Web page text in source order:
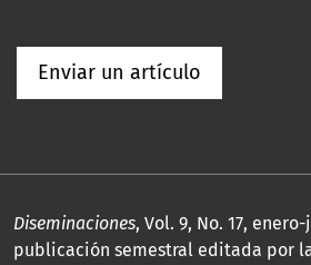
Enviar un artículo
Diseminaciones, Vol. 9, No. 17,
publicación semestral editada por